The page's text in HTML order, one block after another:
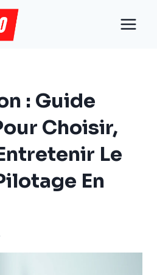
: Guide
Choisir,
Le
En